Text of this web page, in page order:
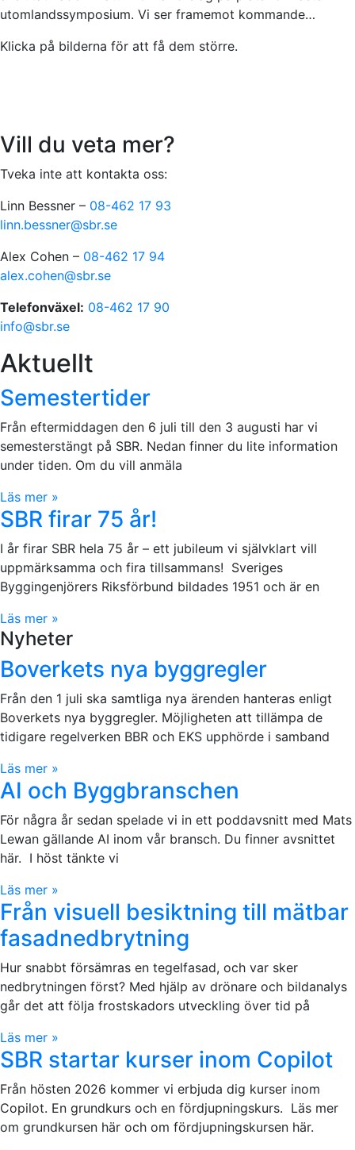
utomlandssymposium. Vi ser framemot kommande…
Klicka på bilderna för att få dem större.
Vill du veta mer?
Tveka inte att kontakta oss:
Linn Bessner – 08-462 17 93
linn.bessner@sbr.se
Alex Cohen – 08-462 17 94
alex.cohen@sbr.se
Telefonväxel: 08-462 17 90
info@sbr.se
Aktuellt
Semestertider
Från eftermiddagen den 6 juli till den 3 augusti har vi
semesterstängt på SBR. Nedan finner du lite information
under tiden. Om du vill anmäla
Läs mer »
SBR firar 75 år!
I år firar SBR hela 75 år – ett jubileum vi självklart vill
uppmärksamma och fira tillsammans! Sveriges
Byggingenjörers Riksförbund bildades 1951 och är en
Läs mer »
Nyheter
Boverkets nya byggregler
Från den 1 juli ska samtliga nya ärenden hanteras enligt
Boverkets nya byggregler. Möjligheten att tillämpa de
tidigare regelverken BBR och EKS upphörde i samband
Läs mer »
AI och Byggbranschen
För några år sedan spelade vi in ett poddavsnitt med Mats
Lewan gällande AI inom vår bransch. Du finner avsnittet
här. I höst tänkte vi
Läs mer »
Från visuell besiktning till mätbar
fasadnedbrytning
Hur snabbt försämras en tegelfasad, och var sker
nedbrytningen först? Med hjälp av drönare och bildanalys
går det att följa frostskadors utveckling över tid på
Läs mer »
SBR startar kurser inom Copilot
Från hösten 2026 kommer vi erbjuda dig kurser inom
Copilot. En grundkurs och en fördjupningskurs. Läs mer
om grundkursen här och om fördjupningskursen här.